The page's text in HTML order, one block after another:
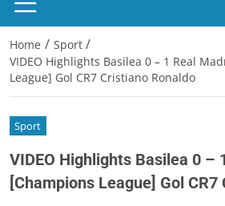
Home / Sport /
VIDEO Highlights Basilea 0 – 1 Real
League] Gol CR7 Cristiano Ronaldo
Sport
VIDEO Highlights Basilea 0 –
[Champions League] Gol